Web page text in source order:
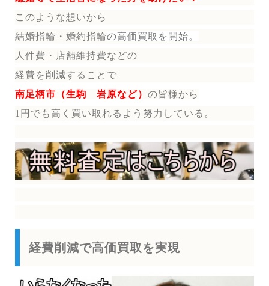
このような想いから
結婚指輪・婚約指輪の高価買取を開始。
人件費・店舗維持費などの
経費を削減することで
南足柄市（生駒 岩原など） の皆様から
1円でも高く買い取れるよう努力している。
経費削減で高価買取を実現